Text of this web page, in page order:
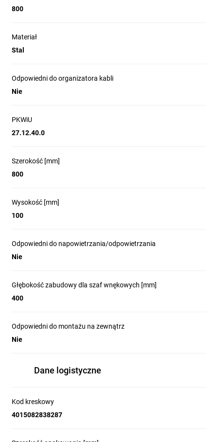
800
Materiał
Stal
Odpowiedni do organizatora kabli
Nie
PKWiU
27.12.40.0
Szerokość [mm]
800
Wysokość [mm]
100
Odpowiedni do napowietrzania/odpowietrzania
Nie
Głębokość zabudowy dla szaf wnękowych [mm]
400
Odpowiedni do montażu na zewnątrz
Nie
Dane logistyczne
Kod kreskowy
4015082838287